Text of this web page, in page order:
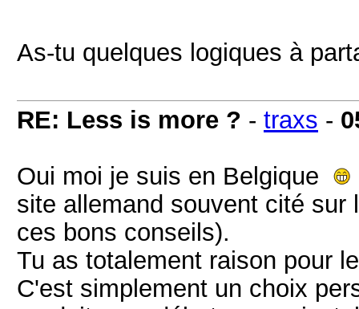
As-tu quelques logiques à
RE: Less is more ? - traxs -
Oui moi je suis en Belgique
site allemand souvent cité sur
ces bons conseils).
Tu as totalement raison pour
C'est simplement un choix